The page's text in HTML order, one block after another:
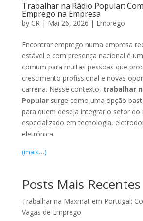
Trabalhar na Rádio Popular:
Emprego na Empresa
by CR| Mai 26, 2026 | Emprego
Encontrar emprego numa empresa
estável e com presença nacional é
comum para muitas pessoas que
crescimento profissional e novas
carreira. Nesse contexto, trabalhar
Popularsurge como uma opção
para quem deseja integrar o setor do
especializado em tecnologia,
eletrónica.
(mais…)
Posts Mais Recentes
Trabalhar na Maxmat em Portugal:
Vagas de Emprego